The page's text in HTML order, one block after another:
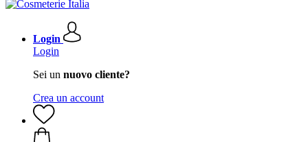
Login
Login
Sei un nuovo cliente?
Crea un account